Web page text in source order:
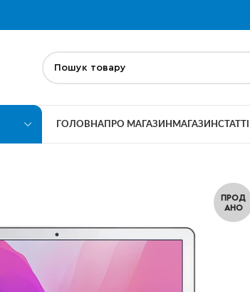
ГОЛОВНА ПРО МАГАЗИН МАГАЗИНСТАТТІ
ПРОД
АНО